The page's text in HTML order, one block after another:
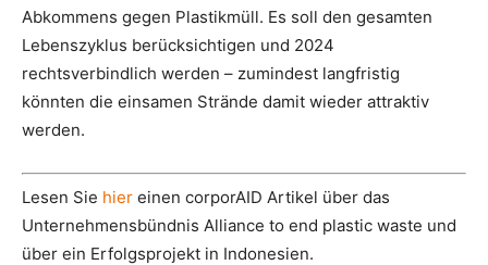
Abkommens gegen Plastikmüll. Es soll den gesamten
Lebenszyklus berücksichtigen und 2024
rechtsverbindlich werden – zumindest langfristig
könnten die einsamen Strände damit wieder attraktiv
werden.
Lesen Sie hier einen corporAID Artikel über das
Unternehmensbündnis Alliance to end plastic waste und
über ein Erfolgsprojekt in Indonesien.